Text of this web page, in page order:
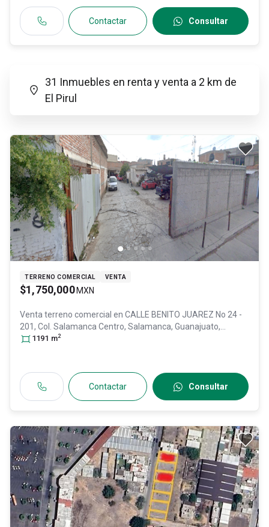
Contactar Consultar
31 Inmuebles en renta y venta a 2 km de
El Pirul
TERRENO COMERCIAL VENTA
$1,750,000 MXN
Venta terreno comercial en CALLE BENITO JUAREZ No 24 -
201, Col. Salamanca Centro, Salamanca, Guanajuato,
México, C.P. 36700
1191 m2
Contactar Consultar